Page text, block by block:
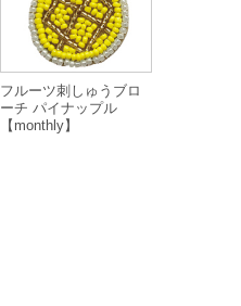
フルーツ刺しゅうブロ
ーチ パイナップル
【monthly】